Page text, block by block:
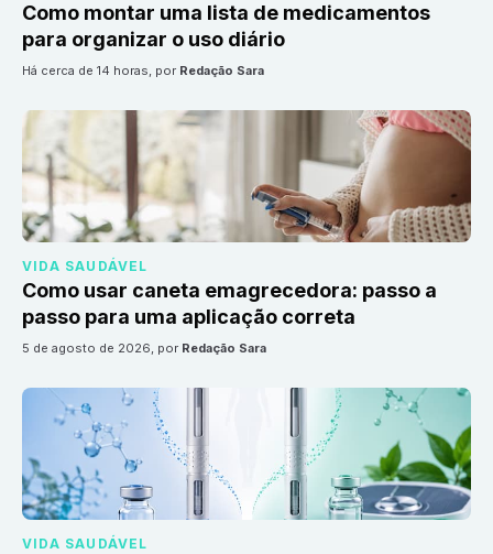
Como montar uma lista de medicamentos
para organizar o uso diário
há cerca de 14 horas, por Redação Sara
VIDA SAUDÁVEL
Como usar caneta emagrecedora: passo a
passo para uma aplicação correta
5 de agosto de 2026, por Redação Sara
VIDA SAUDÁVEL